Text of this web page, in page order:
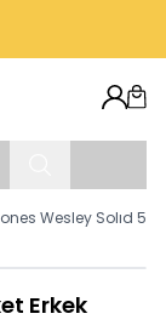
Wesley Solıd 5 Li
Erkek